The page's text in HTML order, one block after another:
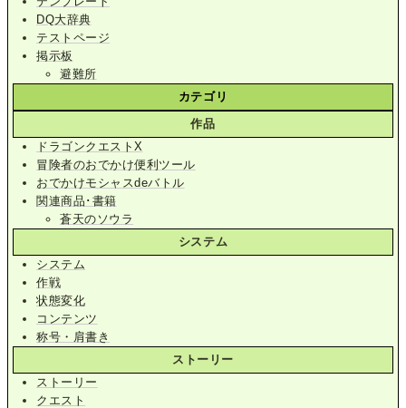
DQ大辞典
テストページ
掲示板
避難所
カテゴリ
作品
ドラゴンクエストX
冒険者のおでかけ便利ツール
おでかけモシャスdeバトル
関連商品･書籍
蒼天のソウラ
システム
システム
作戦
状態変化
コンテンツ
称号・肩書き
ストーリー
ストーリー
クエスト